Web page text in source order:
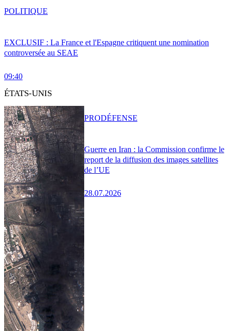
EXCLUSIF : La France et l'Espagne critiquent une nomination
controversée au SEAE
09:40
POLITIQUE
ÉTATS-UNIS
Guerre en Iran : la Commission confirme le
report de la diffusion des images satellites
de l’UE
28.07.2026
PRODÉFENSE